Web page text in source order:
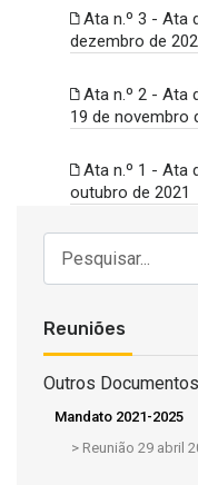
Ata n.º 3 - Ata
dezembro de
Ata n.º 2 - Ata
19 de novembro
Ata n.º 1 - Ata
outubro de 2021
Reuniões
Outros
Mandato 2021-2025
> Reunião 29 abril